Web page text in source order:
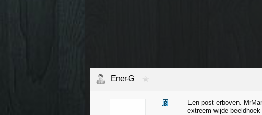
Ener-G
Een post erboven.
extreem wijde